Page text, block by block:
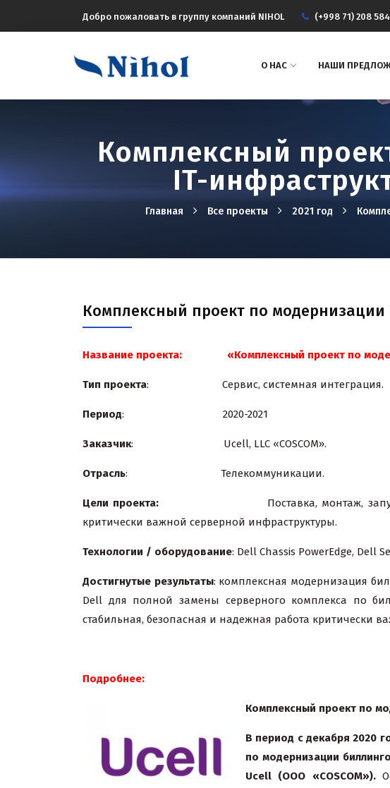
Добро пожаловать в группу компаний NIHOL (+998 71) 208
О НАС НАШИ
Комплексный
IT-
Главная Все проекты 2021 год
Комплексный проект по модернизации
Название проекта: «Комплексный проект по
Тип проекта: Сервис, системная интеграция.
Период: 2020-2021
Заказчик: Ucell, LLC «COSCOM».
Отрасль: Телекоммуникации.
Цели проекта: Поставка, монтаж, запуск и
критически важной серверной инфраструктуры.
Технологии / оборудование: Dell Chassis PowerEdge, Dell
Достигнутые результаты: комплексная модернизация
Dell для полной замены серверного комплекса по
стабильная, безопасная и надежная работа критически
Подробнее:
Комплексный проект по
В период с декабря 2020
по модернизации
Ucell (ООО «COSCOM»).